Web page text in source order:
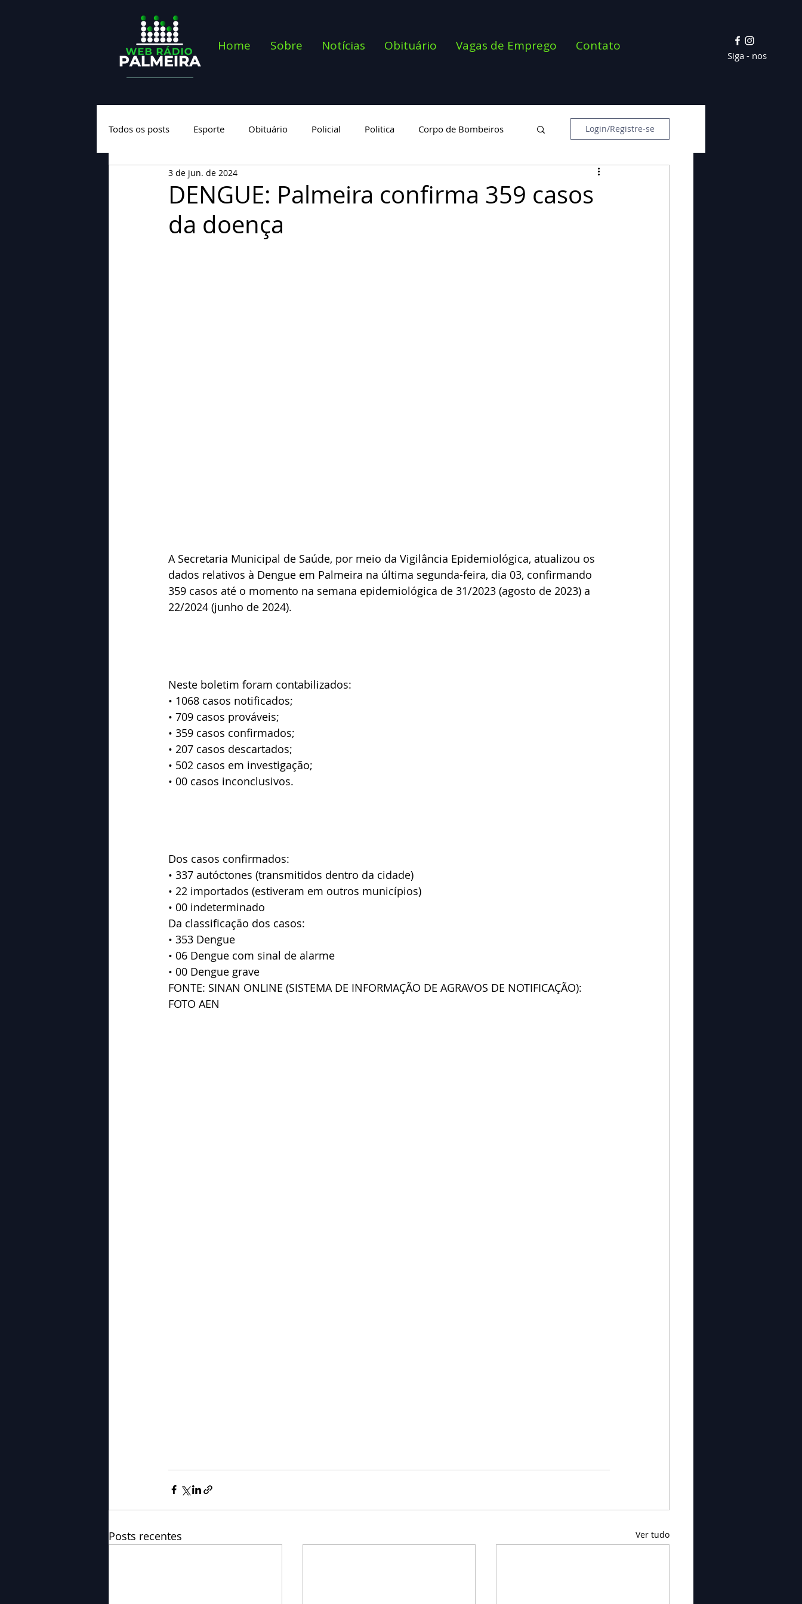
Home Sobre Notícias Obituário Vagas de Emprego Contato
Siga - nos
Todos os posts Esporte Obituário Policial Politica Corpo de Bombeiros
Geral Nova categoria
Login/Registre-se
DENGUE: Palmeira confirma 359 casos
da doença
3 de jun. de 2024
A Secretaria Municipal de Saúde, por meio da Vigilância Epidemiológica, atualizou os
dados relativos à Dengue em Palmeira na última segunda-feira, dia 03, confirmando
359 casos até o momento na semana epidemiológica de 31/2023 (agosto de 2023) a
22/2024 (junho de 2024).
Neste boletim foram contabilizados:
• 1068 casos notificados;
• 709 casos prováveis;
• 359 casos confirmados;
• 207 casos descartados;
• 502 casos em investigação;
• 00 casos inconclusivos.
Dos casos confirmados:
• 337 autóctones (transmitidos dentro da cidade)
• 22 importados (estiveram em outros municípios)
• 00 indeterminado
Da classificação dos casos:
• 353 Dengue
• 06 Dengue com sinal de alarme
• 00 Dengue grave
FONTE: SINAN ONLINE (SISTEMA DE INFORMAÇÃO DE AGRAVOS DE NOTIFICAÇÃO):
FOTO AEN
Posts recentes Ver tudo